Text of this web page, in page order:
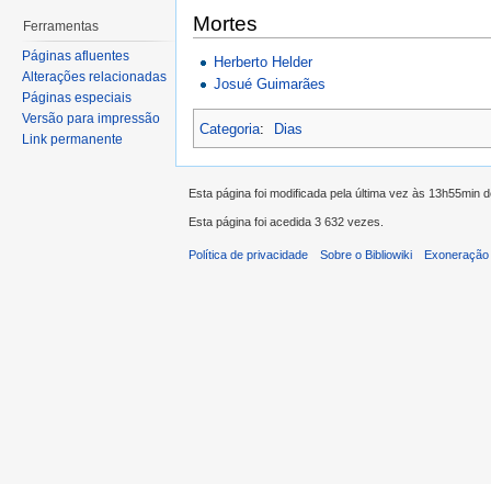
Mortes
Herberto Helder
Josué Guimarães
Categoria: Dias
Ferramentas
Páginas afluentes
Alterações relacionadas
Páginas especiais
Versão para impressão
Link permanente
Esta página foi modificada pela última vez às 13h55min
Esta página foi acedida 3 632 vezes.
Política de privacidade Sobre o Bibliowiki